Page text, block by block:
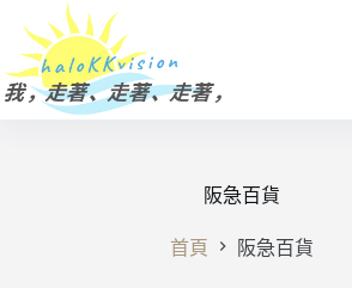
主
要
阪急百貨
首頁 阪急百貨